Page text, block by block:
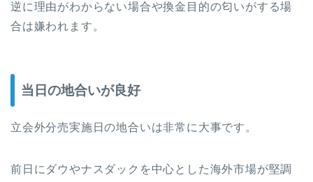
逆に理由がわからない場合や換金目的の匂いがする場
合は嫌われます。
当日の地合いが良好
立会外分売実施日の地合いは非常に大事です。
前日にダウやナスダックを中心とした海外市場が堅調